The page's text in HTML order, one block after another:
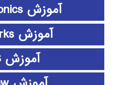
آموزش SimElectronics
آموزش SolidWorks
آموزش SPSS